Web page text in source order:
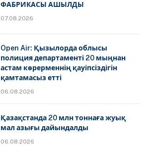
ФАБРИКАСЫ АШЫЛДЫ
07.08.2026
Open Air: Қызылорда облысы
полиция департаменті 20 мыңнан
астам көрерменнің қауіпсіздігін
қамтамасыз етті
06.08.2026
Қазақстанда 20 млн тоннаға жуық
мал азығы дайындалды
06.08.2026